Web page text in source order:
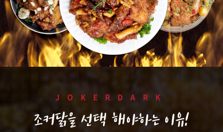
JOKERDARK
조커닭을 선택 해야하는 이유!